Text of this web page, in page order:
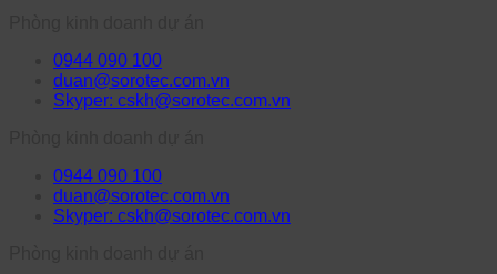
0944 090 100
duan@sorotec.com.vn
Skyper: cskh@sorotec.com.vn
0944 090 100
duan@sorotec.com.vn
Skyper: cskh@sorotec.com.vn